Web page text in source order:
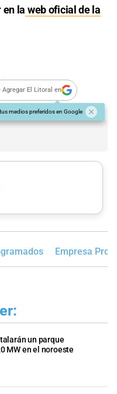
en la web oficial de la
Agregar El Litoral en
medios preferidos en Google
Empresa
un parque
MW en el noroeste